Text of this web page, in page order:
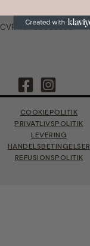
CVR-nr.: 39958880
COOKIEPOLITIK
PRIVATLIVSPOLITIK
LEVERING
HANDELSBETINGELSER
REFUSIONSPOLITIK